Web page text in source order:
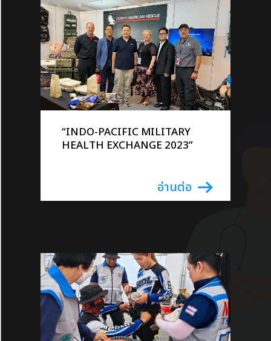
“INDO-PACIFIC MILITARY
HEALTH EXCHANGE 2023”